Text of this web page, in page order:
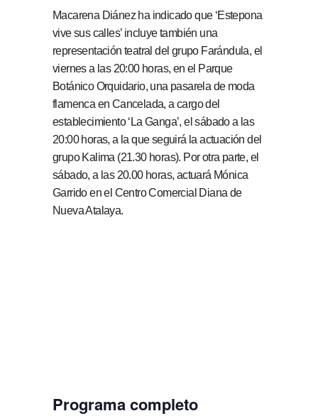
Macarena Diánez ha indicado que ‘Estepona
vive sus calles’ incluye también una
representación teatral del grupo Farándula, el
viernes a las 20:00 horas, en el Parque
Botánico Orquidario, una pasarela de moda
flamenca en Cancelada, a cargo del
establecimiento ‘La Ganga’, el sábado a las
20:00 horas, a la que seguirá la actuación del
grupo Kalima (21.30 horas). Por otra parte, el
sábado, a las 20.00 horas, actuará Mónica
Garrido en el Centro Comercial Diana de
Nueva Atalaya.
Programa completo